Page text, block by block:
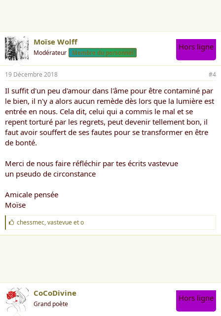
Moïse Wolff
Modérateur Membre du personnel
Hors ligne
19 Décembre 2018 #4
Il suffit d'un peu d'amour dans l'âme pour être contaminé par
le bien, il n'y a alors aucun remède dès lors que la lumière est
entrée en nous. Cela dit, celui qui a commis le mal et se
repent torturé par les regrets, peut devenir tellement bon, il
faut avoir souffert de ses fautes pour se transformer en être
de bonté.
Merci de nous faire réfléchir par tes écrits vastevue
un pseudo de circonstance
Amicale pensée
Moïse
J
'
a
chessmec,vastevueeto
CoCoDivine
Grand poète
Hors ligne